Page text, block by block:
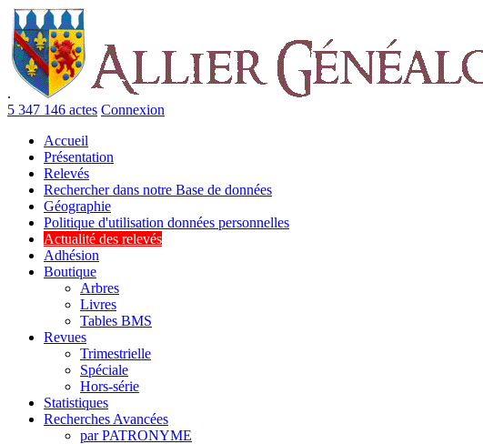
.
5 347 146 actes Connexion
Accueil
Présentation
Relevés
Rechercher dans notre Base de données
Géographie
Politique d'utilisation données personnelles
Actualité des relevés
Adhésion
Boutique
Arbres
Livres
Tables BMS
Revues
Trimestrielle
Spéciale
Hors-série
Statistiques
Recherches Avancées
par PATRONYME